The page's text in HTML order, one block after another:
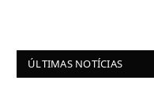
ÚLTIMAS NOTÍCIAS